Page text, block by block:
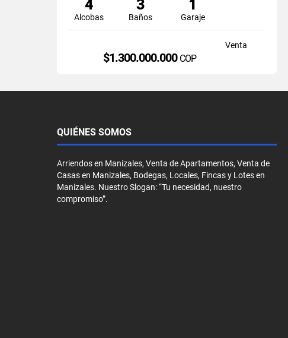
4
Alcobas
3
Baños
1
Garaje
Venta
$1.300.000.000 COP
QUIÉNES SOMOS
Arriendos en Manizales, Venta de Apartamentos, Venta de
Casas en Manizales, Bodegas, Locales, Fincas y Lotes en
Manizales. Nuestro Slogan: “Tu necesidad, nuestro
compromiso”.